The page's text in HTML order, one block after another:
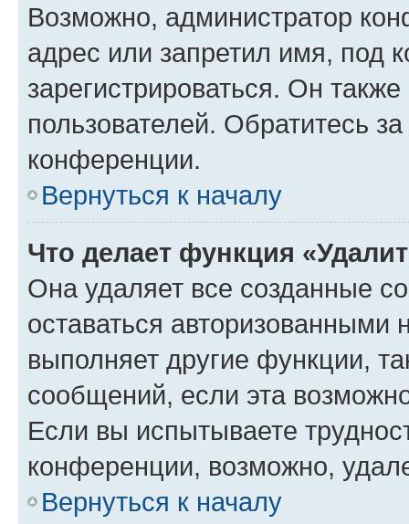
Возможно, администратор
адрес или запретил имя, под
зарегистрироваться. Он
пользователей. Обратитесь
конференции.
Вернуться к началу
Что делает функция
Она удаляет все созданные
оставаться авторизованными
выполняет другие функции,
сообщений, если эта
Если вы испытываете
конференции, возможно,
Вернуться к началу